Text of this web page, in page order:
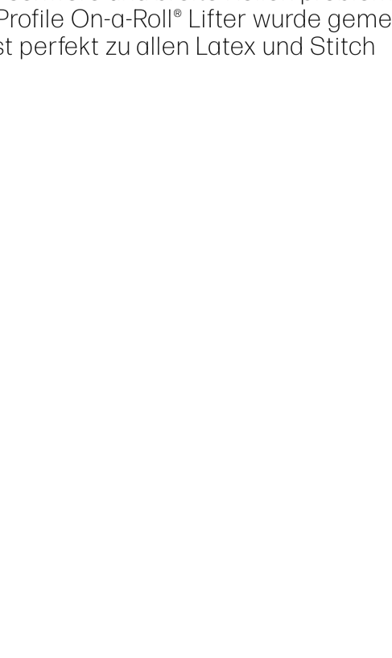
On-a-Roll® Lifter wurde
perfekt zu allen Latex und Stitch